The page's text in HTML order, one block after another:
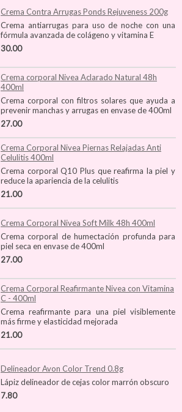
Crema Contra Arrugas Ponds Rejuveness 200g
Crema antiarrugas para uso de noche con una
fórmula avanzada de colágeno y vitamina E
30.00
Crema corporal Nivea Aclarado Natural 48h
400ml
Crema corporal con filtros solares que ayuda a
prevenir manchas y arrugas en envase de 400ml
27.00
Crema Corporal Nivea Piernas Relajadas Anti
Celulitis 400ml
Crema corporal Q10 Plus que reafirma la piel y
reduce la apariencia de la celulitis
21.00
Crema Corporal Nivea Soft Milk 48h 400ml
Crema corporal de humectación profunda para
piel seca en envase de 400ml
27.00
Crema Corporal Reafirmante Nivea con Vitamina
C - 400ml
Crema reafirmante para una piel visiblemente
más firme y elasticidad mejorada
21.00
Delineador Avon Color Trend 0.8g
Lápiz delineador de cejas color marrón obscuro
7.80